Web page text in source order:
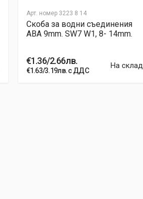
Арт. номер3223 8 14
Скоба за водни съединения
ABA 9mm. SW7 W1, 8- 14mm.
€1.36/2.66лв.
€1.63/3.19лв. с ДДС
На склад